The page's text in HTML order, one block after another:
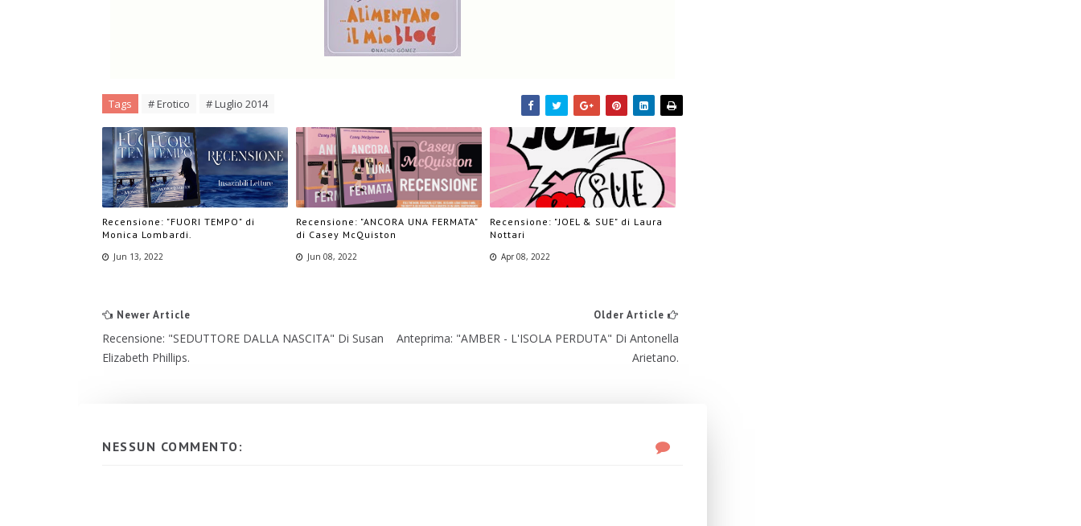
Tags # Erotico # Luglio 2014
Recensione: "FUORI TEMPO" di
Monica Lombardi.
Jun 13, 2022
Recensione: "ANCORA UNA FERMATA"
di Casey McQuiston
Jun 08, 2022
Recensione: "JOEL & SUE" di Laura
Nottari
Apr 08, 2022
Newer Article
Recensione: "SEDUTTORE DALLA NASCITA" Di Susan
Elizabeth Phillips.
Older Article
Anteprima: "AMBER - L'ISOLA PERDUTA" Di Antonella
Arietano.
NESSUN COMMENTO: